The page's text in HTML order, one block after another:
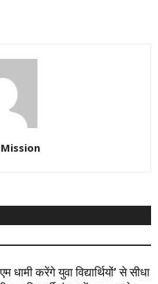
करेंगे युवा विद्यार्थियों’ से सीधा